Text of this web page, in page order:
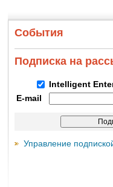
События
Подписка на
Intelligent
E-mail
Управление